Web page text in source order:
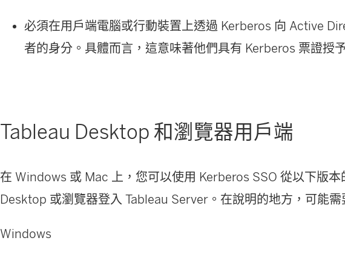
必須在用戶端電腦或行動裝置上透過 Kerberos 向 Active
者的身分。具體而言，這意味著他們具有 Kerberos 票證授
Tableau Desktop 和瀏覽器用戶端
在 Windows 或 Mac 上，您可以使用 Kerberos SSO 從以下版本
Desktop 或瀏覽器登入 Tableau Server。在說明的地方，可能需
Windows